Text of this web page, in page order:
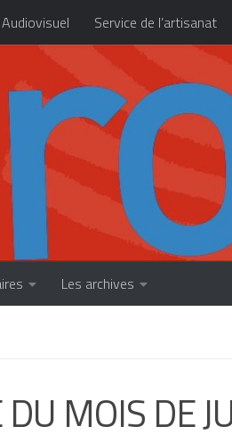
Service de l’artisanat
française Les archives À
Les archives
MOIS DE